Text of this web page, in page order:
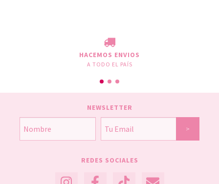
HACEMOS ENVIOS
A TODO EL PAÍS
NEWSLETTER
REDES SOCIALES